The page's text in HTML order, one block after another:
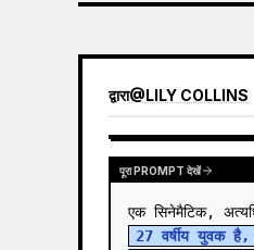
द्वारा@LILY COLLINS
पूरा PROMPT देखें
27 वर्षीय युवक है,